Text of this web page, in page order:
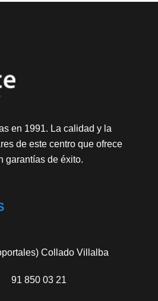
en 1991. La calidad y la
de este centro que ofrece
garantías de éxito.
Collado Villalba
91 850 03 21